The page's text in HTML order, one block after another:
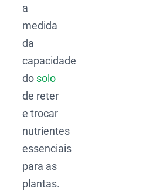
a
medida
da
capacidade
do solo
de reter
e trocar
nutrientes
essenciais
para as
plantas.